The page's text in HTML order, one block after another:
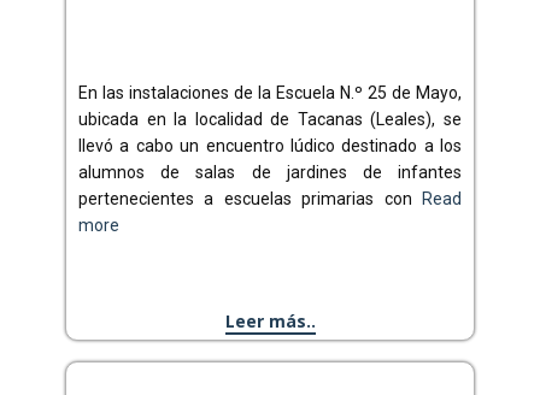
En las instalaciones de la Escuela N.º 25 de Mayo,
ubicada en la localidad de Tacanas (Leales), se
llevó a cabo un encuentro lúdico destinado a los
alumnos de salas de jardines de infantes
pertenecientes a escuelas primarias con
Read
more
Leer más..